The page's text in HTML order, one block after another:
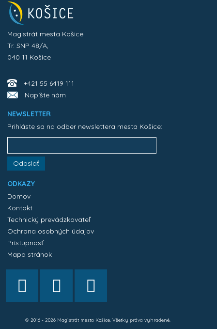
Magistrát mesta Košice
Tr. SNP 48/A,
040 11 Košice
+421 55 6419 111
Napíšte nám
NEWSLETTER
Prihláste sa na odber newslettera mesta Košice:
Odoslať
ODKAZY
Domov
Kontakt
Technický prevádzkovateľ
Ochrana osobných údajov
Prístupnosť
Mapa stránok
© 2016 - 2026 Magistrát mesta Košice. Všetky práva vyhradené.